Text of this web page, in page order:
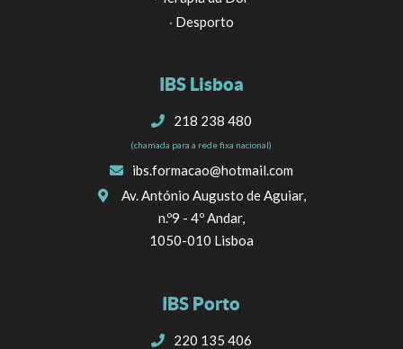
· Desporto
IBS Lisboa
218 238 480
(chamada para a rede fixa nacional)
ibs.formacao@hotmail.com
Av. António Augusto de Aguiar,
n.º9 - 4º Andar,
1050-010 Lisboa
IBS Porto
220 135 406